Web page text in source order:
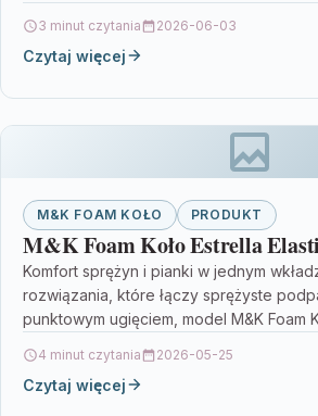
3 minut czytania 2026-06-03
Czytaj więcej
M&K FOAM KOŁO PRODUKT
M&K Foam Koło Estrella
Komfort sprężyn i pianki w jednym
rozwiązania, które łączy sprężyste
punktowym ugięciem, model M&K Foam
4 minut czytania 2026-05-25
Czytaj więcej